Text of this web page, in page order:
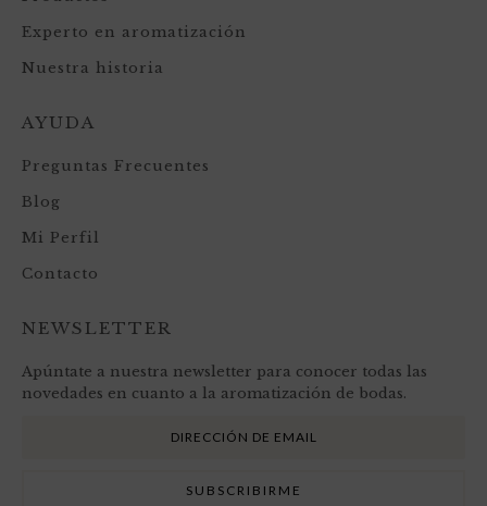
Experto en aromatización
Nuestra historia
AYUDA
Preguntas Frecuentes
Blog
Mi Perfil
Contacto
NEWSLETTER
Apúntate a nuestra newsletter para conocer todas las
novedades en cuanto a la aromatización de bodas.